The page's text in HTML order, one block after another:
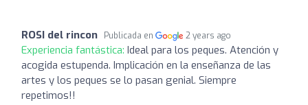
ROSI del rincon Publicada en 2 years ago
Experiencia fantástica: Ideal para los peques. Atención y
acogida estupenda. Implicación en la enseñanza de las
artes y los peques se lo pasan genial. Siempre
repetimos!!